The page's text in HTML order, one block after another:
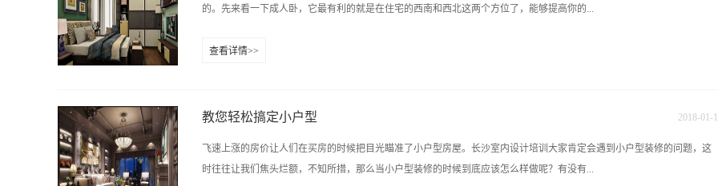
大缺口，2017年，全国室内设计存在40万人才的缺口。装饰设计行业已成为最具潜力的朝阳产业之一，未来20-50年都处于
或者长沙理工大学或者师大等大专或本科文凭，电子注册，国家承认。3.招生对象？应届高中（含中专、职高、技校）毕
的。先来看一下成人卧，它最有利的就是在住宅的西南和西北这两个方位了，能够提高你的...
北--白、米色、粉色、红色；住宅西北--灰、白、粉红、黄棕、黑色；住宅东北--淡黄、铁锈色；住宅西南--黄、橙色。
水认为，圆主动，方主静。 （四）卧室的陈设卧室装修对于卧室的陈设是怎么描述的，赶紧随小编来瞧一瞧。卧室装修
颜色宜平静舒适的色调，给人以温馨的氛围。卧室可以悬挂少量高雅祥和的图画；除此家具要根据卧室大小、色调要根据
查看详情>>
教您轻松搞定小户型
飞速上涨的房价让人们在买房的时候把目光瞄准了小户型房屋。长沙室内设计培训大家肯定会遇到小户型装修的问题，这
时往往让我们焦头烂额，不知所措，那么当小户型装修的时候到底应该怎么样做呢？有没有...
2018-01 -